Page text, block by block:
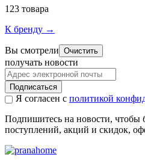
123 товара
К бренду →
Вы смотрели Очистить
получать новости
Подписаться
Я согласен с политикой
Подпишитесь на новости, чтобы
поступлений, акций и скидок,